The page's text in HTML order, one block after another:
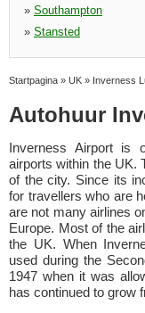
» Southampton
» Stansted
Startpagina » UK » Inverness
Autohuur
Inverness Airport is
airports within the UK.
of the city. Since its
for travellers who are
are not many airlines
Europe. Most of the
the UK. When
used during the
1947 when it was
has continued to grow